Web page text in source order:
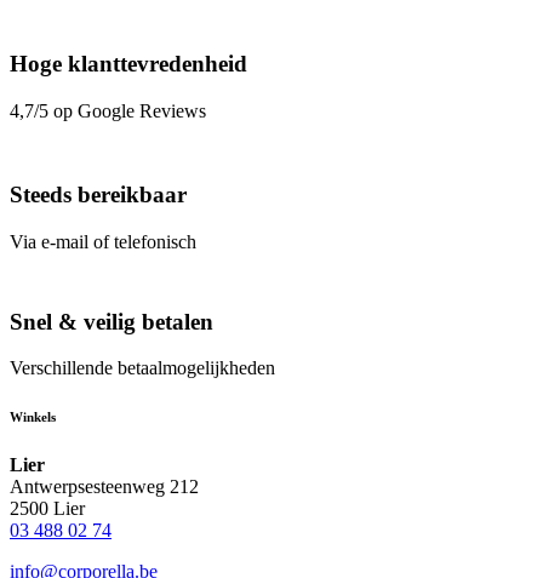
Hoge klanttevredenheid
4,7/5 op Google Reviews
Steeds bereikbaar
Via e-mail of telefonisch
Snel & veilig betalen
Verschillende betaalmogelijkheden
Winkels
Lier
Antwerpsesteenweg 212
2500 Lier
03 488 02 74
info@corporella.be